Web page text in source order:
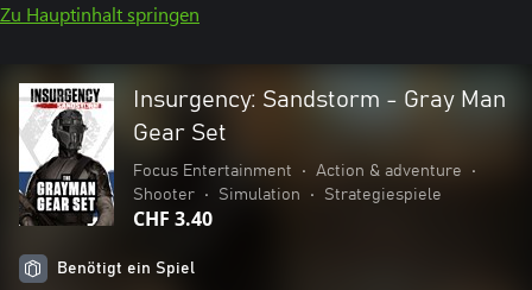
Zu Hauptinhalt springen
Insurgency: Sandstorm - Gray Man
Gear Set
Focus Entertainment • Action & adventure
•
Shooter
• Simulation • Strategiespiele
CHF 3.40
Benötigt ein Spiel